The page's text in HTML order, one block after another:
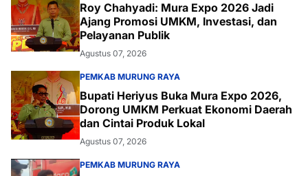
Roy Chahyadi: Mura Expo 2026 Jadi
Ajang Promosi UMKM, Investasi, dan
Pelayanan Publik
Agustus 07, 2026
PEMKAB MURUNG RAYA
Bupati Heriyus Buka Mura Expo 2026,
Dorong UMKM Perkuat Ekonomi Daerah
dan Cintai Produk Lokal
Agustus 07, 2026
PEMKAB MURUNG RAYA